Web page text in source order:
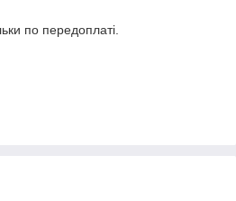
по передоплаті.